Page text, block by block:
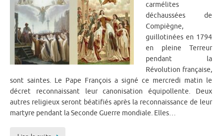
carmélites
déchaussées de
Compiègne,
guillotinées en 1794
en pleine Terreur
pendant la
Révolution française,
sont saintes. Le Pape François a signé ce mercredi matin le
décret reconnaissant leur canonisation équipollente. Deux
autres religieux seront béatifiés après la reconnaissance de leur
martyre pendant la Seconde Guerre mondiale. Elles…